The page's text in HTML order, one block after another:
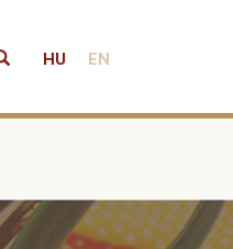
HU EN